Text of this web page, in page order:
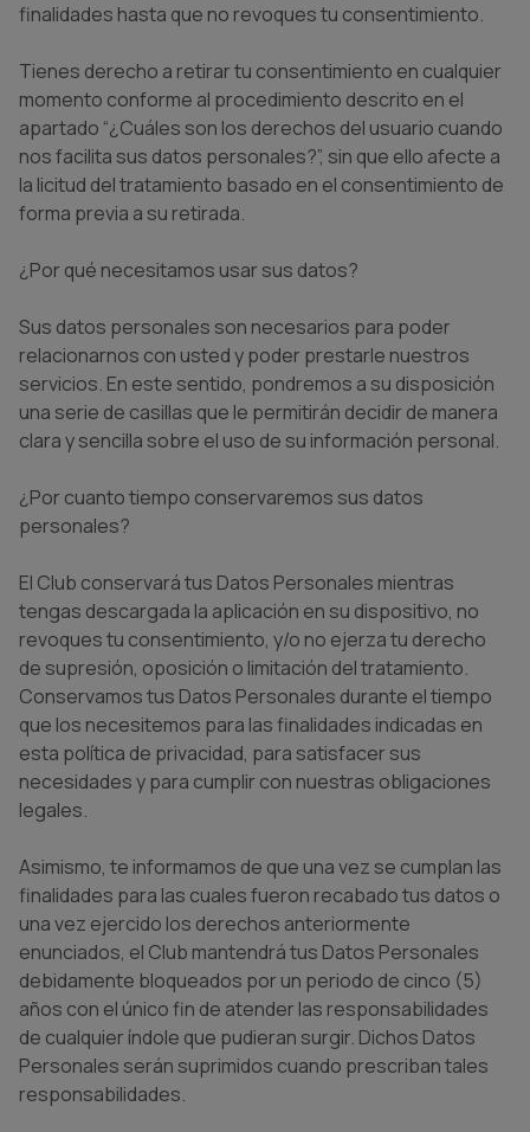
finalidades hasta que no revoques tu consentimiento.
Tienes derecho a retirar tu consentimiento en cualquier
momento conforme al procedimiento descrito en el
apartado “¿Cuáles son los derechos del usuario cuando
nos facilita sus datos personales?”, sin que ello afecte a
la licitud del tratamiento basado en el consentimiento de
forma previa a su retirada.
¿Por qué necesitamos usar sus datos?
Sus datos personales son necesarios para poder
relacionarnos con usted y poder prestarle nuestros
servicios. En este sentido, pondremos a su disposición
una serie de casillas que le permitirán decidir de manera
clara y sencilla sobre el uso de su información personal.
¿Por cuanto tiempo conservaremos sus datos
personales?
El Club conservará tus Datos Personales mientras
tengas descargada la aplicación en su dispositivo, no
revoques tu consentimiento, y/o no ejerza tu derecho
de supresión, oposición o limitación del tratamiento.
Conservamos tus Datos Personales durante el tiempo
que los necesitemos para las finalidades indicadas en
esta política de privacidad, para satisfacer sus
necesidades y para cumplir con nuestras obligaciones
legales.
Asimismo, te informamos de que una vez se cumplan las
finalidades para las cuales fueron recabado tus datos o
una vez ejercido los derechos anteriormente
enunciados, el Club mantendrá tus Datos Personales
debidamente bloqueados por un periodo de cinco (5)
años con el único fin de atender las responsabilidades
de cualquier índole que pudieran surgir. Dichos Datos
Personales serán suprimidos cuando prescriban tales
responsabilidades.